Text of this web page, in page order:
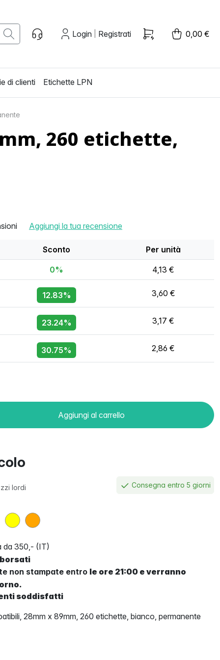
Login Registrati 0,00 €
di clienti Etichette LPN
260 etichette,
Aggiungi la tua recensione
Sconto Per unità
0% 4,13 €
12.83% 3,60 €
23.24% 3,17 €
30.75% 2,86 €
Aggiungi al carrello
lordi Consegna entro 5 giorni
da 350,- (IT)
non stampate entro le ore 21:00 e verranno
soddisfatti
28mm x 89mm, 260 etichette, bianco, permanente